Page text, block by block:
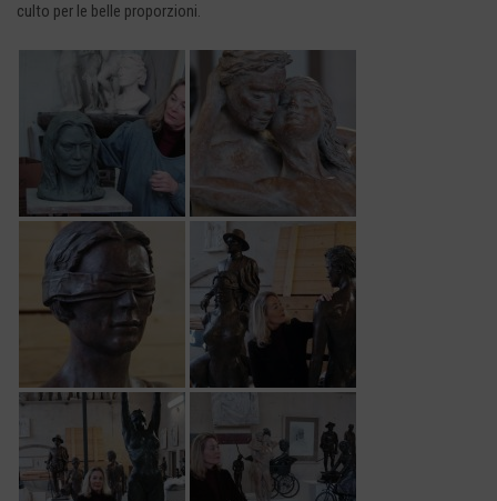
culto per le belle proporzioni.